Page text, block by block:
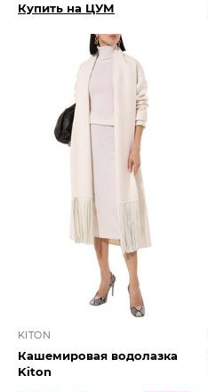
Купить на ЦУМ
KITON
Кашемировая водолазка
Kiton